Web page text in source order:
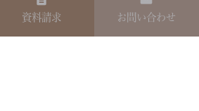
資料請求 お問い合わせ